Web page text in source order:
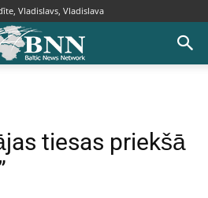
Vladislavs, Vladislava
tiesas priekšā